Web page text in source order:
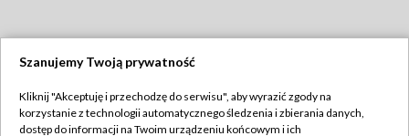
TVP
Szanujemy Twoją prywatność
Kliknij "Akceptuję i przechodzę do serwisu", aby wyrazić zgody na
korzystanie z technologii automatycznego śledzenia i zbierania danych,
dostęp do informacji na Twoim urządzeniu końcowym i ich